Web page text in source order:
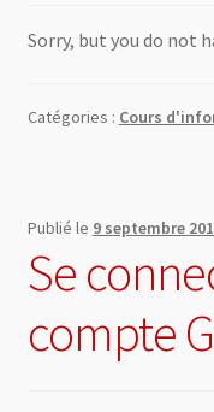
Sorry, but you do not
Catégories : Cours
Publié le 9 septembre
Se
compte